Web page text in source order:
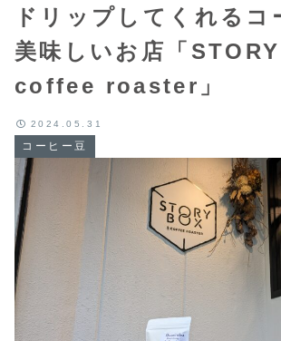
ドリップしてくれるコ
美味しいお店「
coffee roaster」
コーヒー豆
2024.05.31